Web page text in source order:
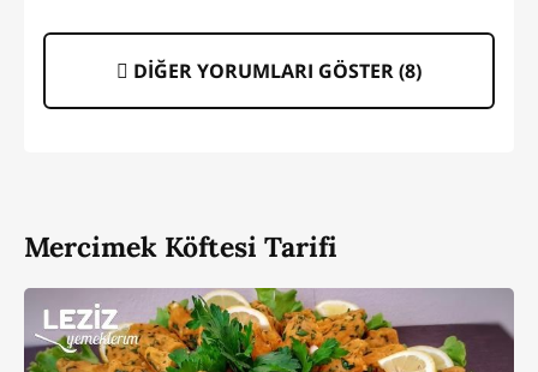
DİĞER YORUMLARI GÖSTER (8)
Mercimek Köftesi Tarifi